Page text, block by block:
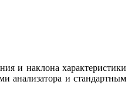
и наклона характеристики
анализатора и стандартным